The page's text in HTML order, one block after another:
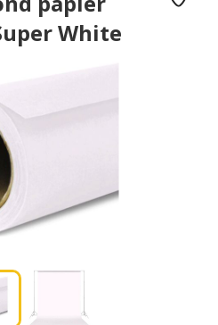
White